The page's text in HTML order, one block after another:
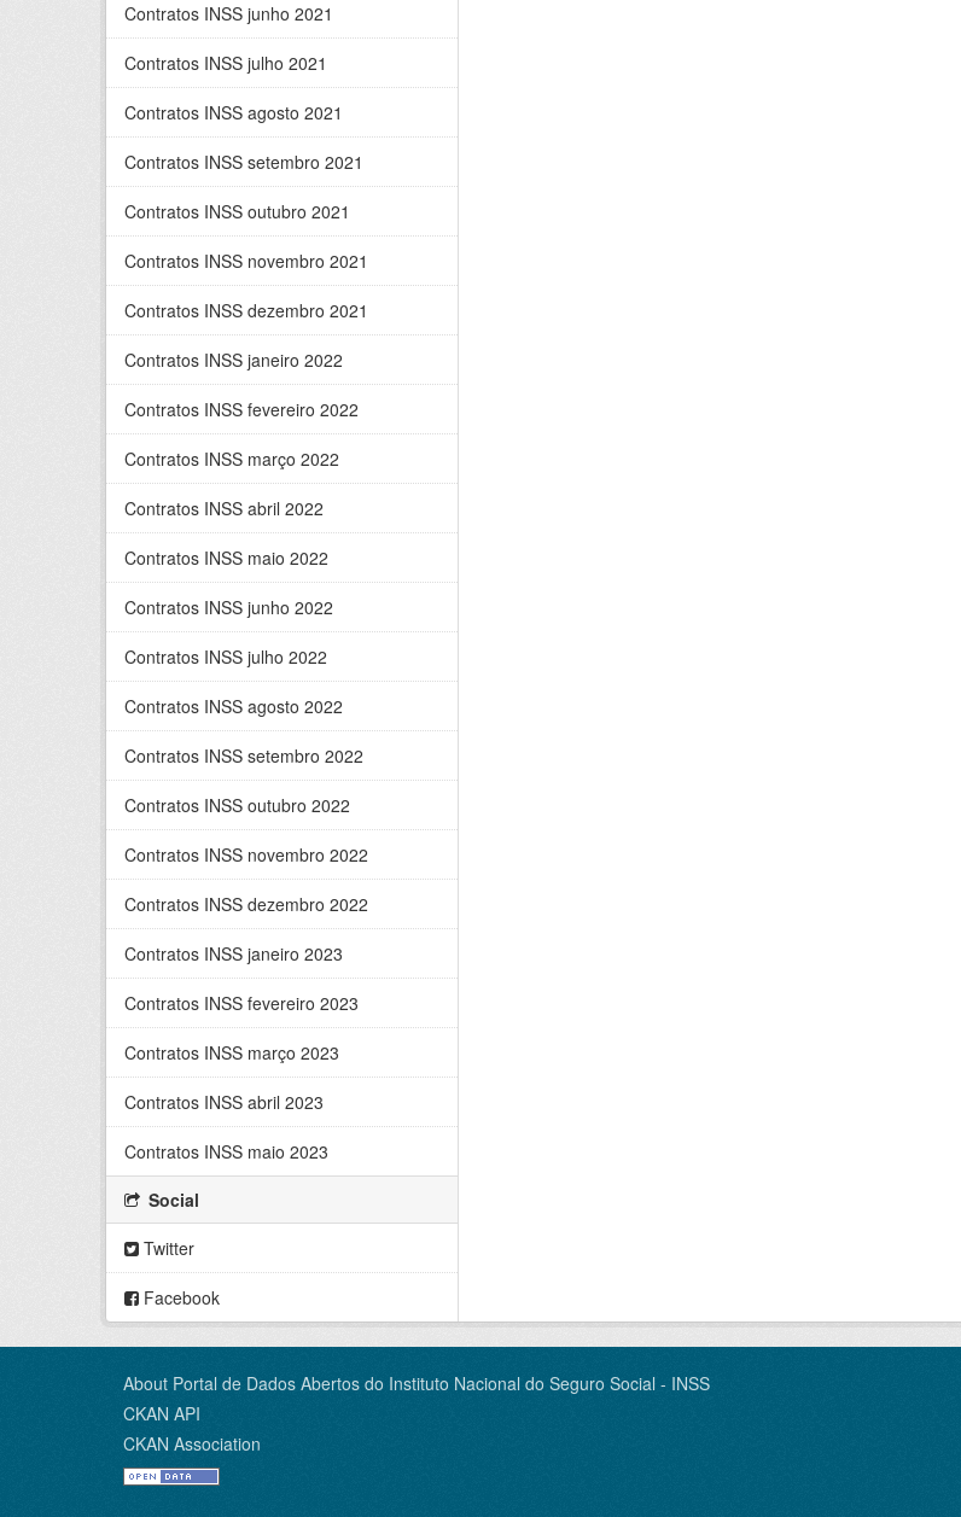
Contratos INSS junho 2021
Contratos INSS julho 2021
Contratos INSS agosto 2021
Contratos INSS setembro 2021
Contratos INSS outubro 2021
Contratos INSS novembro 2021
Contratos INSS dezembro 2021
Contratos INSS janeiro 2022
Contratos INSS fevereiro 2022
Contratos INSS março 2022
Contratos INSS abril 2022
Contratos INSS maio 2022
Contratos INSS junho 2022
Contratos INSS julho 2022
Contratos INSS agosto 2022
Contratos INSS setembro 2022
Contratos INSS outubro 2022
Contratos INSS novembro 2022
Contratos INSS dezembro 2022
Contratos INSS janeiro 2023
Contratos INSS fevereiro 2023
Contratos INSS março 2023
Contratos INSS abril 2023
Contratos INSS maio 2023
Social
Twitter
Facebook
About Portal de Dados Abertos do Instituto Nacional do Seguro Social - INSS
CKAN API
CKAN Association